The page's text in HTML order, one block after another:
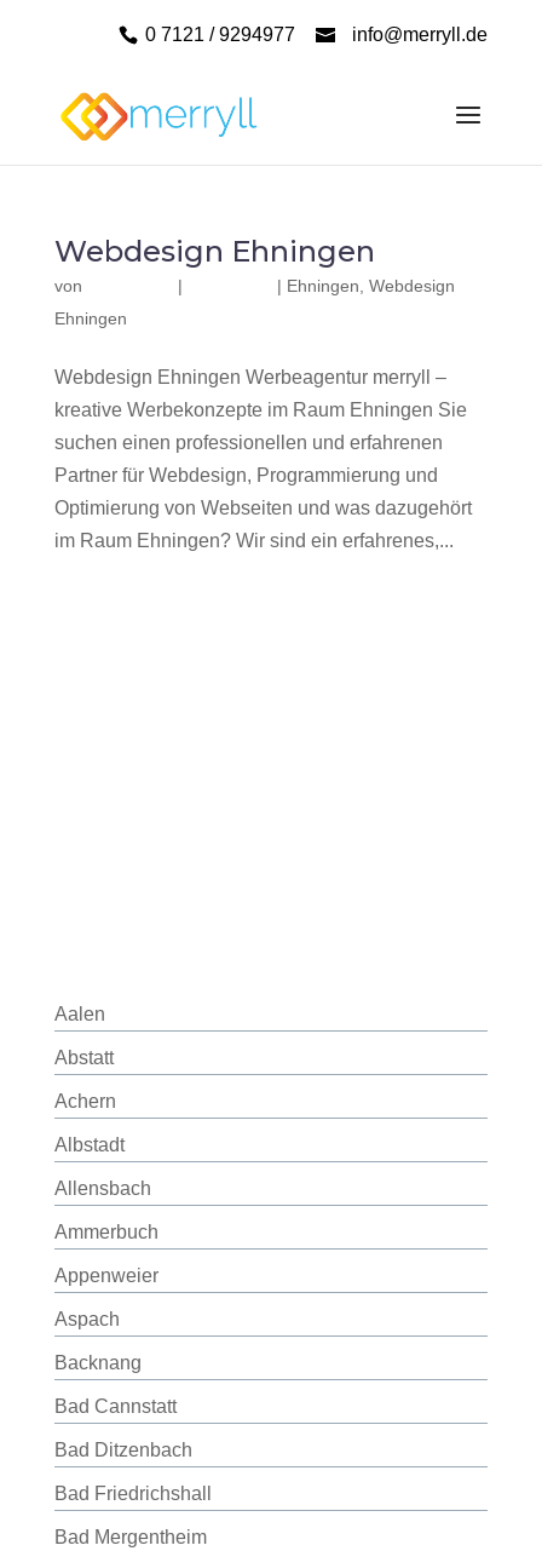
0 7121 / 9294977 info@merryll.de
Webdesign Ehningen
von | | Ehningen Webdesign
Ehningen
Webdesign Ehningen Werbeagentur merryll –
kreative Werbekonzepte im Raum Ehningen Sie
suchen einen professionellen und erfahrenen
Partner für Webdesign, Programmierung und
Optimierung von Webseiten und was dazugehört
im Raum Ehningen? Wir sind ein erfahrenes,...
Aalen
Abstatt
Achern
Albstadt
Allensbach
Ammerbuch
Appenweier
Aspach
Backnang
Bad Cannstatt
Bad Ditzenbach
Bad Friedrichshall
Bad Mergentheim